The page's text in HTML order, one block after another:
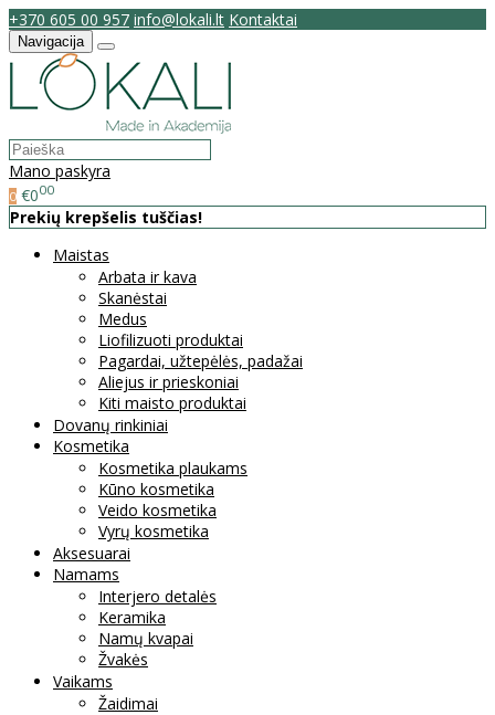
+370 605 00 957 info@lokali.lt Kontaktai
Navigacija
Mano paskyra
0 €000
Prekių krepšelis tuščias!
Maistas
Arbata ir kava
Skanėstai
Medus
Liofilizuoti produktai
Pagardai, užtepėlės, padažai
Aliejus ir prieskoniai
Kiti maisto produktai
Dovanų rinkiniai
Kosmetika
Kosmetika plaukams
Kūno kosmetika
Veido kosmetika
Vyrų kosmetika
Aksesuarai
Namams
Interjero detalės
Keramika
Namų kvapai
Žvakės
Vaikams
Žaidimai